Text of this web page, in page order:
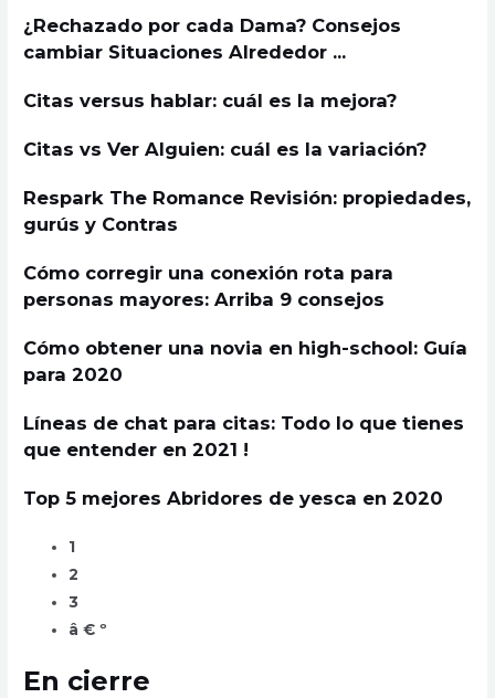
¿Rechazado por cada Dama? Consejos
cambiar Situaciones Alrededor …
Citas versus hablar: cuál es la mejora?
Citas vs Ver Alguien: cuál es la variación?
Respark The Romance Revisión: propiedades,
gurús y Contras
Cómo corregir una conexión rota para
personas mayores: Arriba 9 consejos
Cómo obtener una novia en high-school: Guía
para 2020
Líneas de chat para citas: Todo lo que tienes
que entender en 2021 !
Top 5 mejores Abridores de yesca en 2020
1
2
3
â € º
En cierre